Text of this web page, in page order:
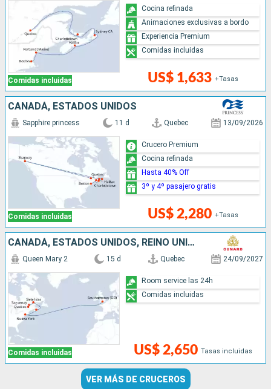
Comidas incluidas US$ 1,633 +Tasas
Cocina refinada
Animaciones exclusivas a bordo
Experiencia Premium
Comidas incluidas
CANADÁ, ESTADOS UNIDOS
Comidas incluidas
Sapphire princess 11 d Quebec 13/09/2026
US$ 2,280 +Tasas
Crucero Premium
Cocina refinada
Hasta 40% Off
3º y 4º pasajero gratis
CANADÁ, ESTADOS UNIDOS, REINO UNIDO
Comidas incluidas
Queen Mary 2 15 d Quebec 24/09/2027
US$ 2,650 Tasas incluidas
Room service las 24h
Comidas incluidas
VER MÁS DE CRUCEROS